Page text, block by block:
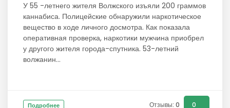
У 55 -летнего жителя Волжского изъяли 200 граммов
каннабиса. Полицейские обнаружили наркотическое
вещество в ходе личного досмотра. Как показала
оперативная проверка, наркотики мужчина приобрел
у другого жителя города-спутника. 53-летний
волжанин...
Подробнее Отзывы: 0 0